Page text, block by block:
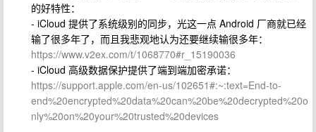
的好特性：
- iCloud 提供了系统级别的同步，光这一点 Android 厂商就已经
输了很多年了，而且我悲观地认为还要继续输很多年：
https://www.v2ex.com/t/1068770#r_15190036
- iCloud 高级数据保护提供了端到端加密承诺：
https://support.apple.com/en-us/102651#:~:text=End-to-
end%20encrypted%20data%20can%20be%20decrypted%20o
nly%20on%20your%20trusted%20devices